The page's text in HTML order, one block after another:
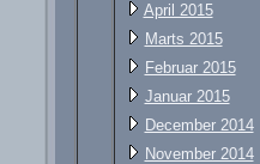
April 2015
Marts 2015
Februar 2015
Januar 2015
December 2014
November 2014